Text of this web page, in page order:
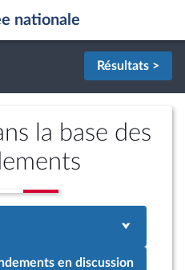
nationale
Résultats >
la base des
en discussion